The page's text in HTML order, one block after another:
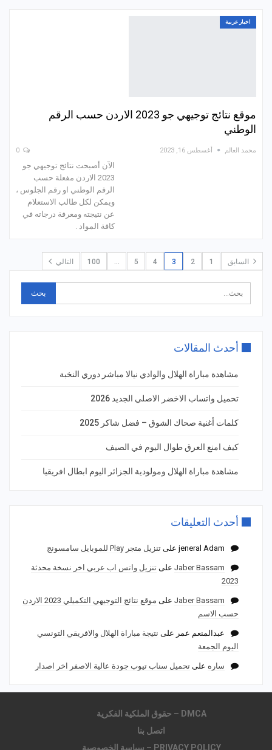
اخبار عربية
موقع نتائج توجيهي جو 2023 الاردن حسب الرقم
الوطني
محمد العالم أغسطس 16, 2023
الآن أصبحت نتائج توجيهي جو
2023 الاردن مفعلة حسب
الرقم الوطني او رقم الجلوس ،
ويمكن لكل طالب الاستعلام
عن نتيجته ومعرفة درجاته في
كافة المواد .
السابق 1
2
3
4
5
…
100 التالي
أحدث المقالات
مشاهدة مباراة الهلال والوادي نيالا مباشر دوري النخبة
تحميل واتساب الاخضر الاصلي الجديد 2026
كلمات أغنية صحاك الشوق – فضل شاكر 2025
كيف امنع العرق طوال اليوم في الصيف
مشاهدة مباراة الهلال ومولودية الجزائر اليوم ابطال افريقيا
أحدث التعليقات
jeneral Adam على تنزيل متجر Play للموبايل سامسونج
Jaber Bassam على تنزيل واتس اب عربي اخر نسخة محدثة
2023
Jaber Bassam على
موقع نتائج التوجيهي التكميلي 2023 الاردن
حسب الاسم
عبدالمنعم عمر على نتيجة مباراة الهلال والافريقي التونسي
اليوم الجمعة
ساره على تحميل سناب تيوب جودة عالية الاصفر اخر اصدار
DMCA – حقوق الملكية الفكرية
اتصل بنا
PRIVACY POLICY – سياسة الخصوصية